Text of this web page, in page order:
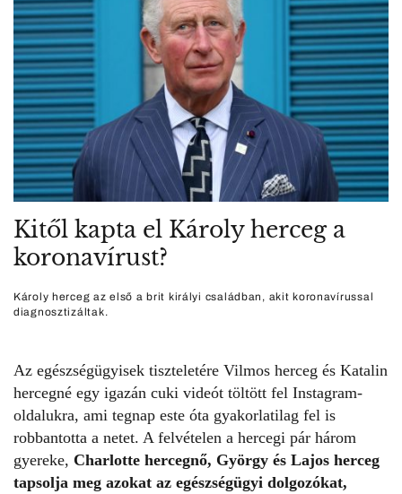
Kitől kapta el Károly herceg a
koronavírust?
Károly herceg az első a brit királyi családban, akit koronavírussal
diagnosztizáltak.
Az egészségügyisek tiszteletére Vilmos herceg és Katalin
hercegné egy igazán cuki videót töltött fel Instagram-
oldalukra, ami tegnap este óta gyakorlatilag fel is
robbantotta a netet. A felvételen a hercegi pár három
gyereke, Charlotte hercegnő, György és Lajos herceg
tapsolja meg azokat az egészségügyi dolgozókat,